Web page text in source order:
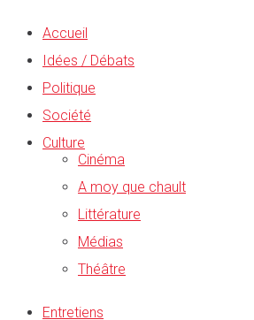
Accueil
Idées / Débats
Politique
Société
Culture
Cinéma
A moy que chault
Littérature
Médias
Théâtre
Entretiens